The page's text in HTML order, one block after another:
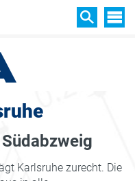
Karlsruhe zurecht. Die